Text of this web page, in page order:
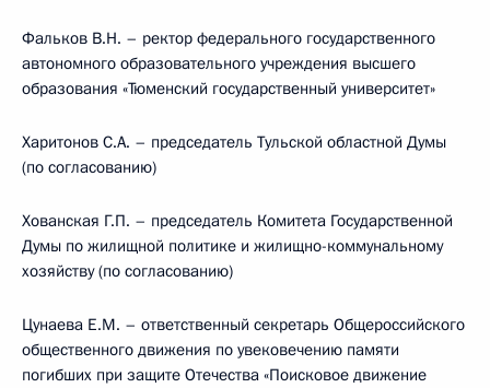
Фальков В.Н. – ректор федерального государственного
автономного образовательного учреждения высшего
образования «Тюменский государственный университет»
Харитонов С.А. – председатель Тульской областной Думы
(по согласованию)
Хованская Г.П. – председатель Комитета Государственной
Думы по жилищной политике и жилищно-коммунальному
хозяйству (по согласованию)
Цунаева Е.М. – ответственный секретарь Общероссийского
общественного движения по увековечению памяти
погибших при защите Отечества «Поисковое движение